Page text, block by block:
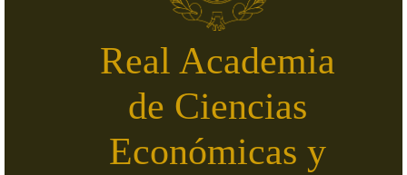
Real Academia
de Ciencias
Económicas y